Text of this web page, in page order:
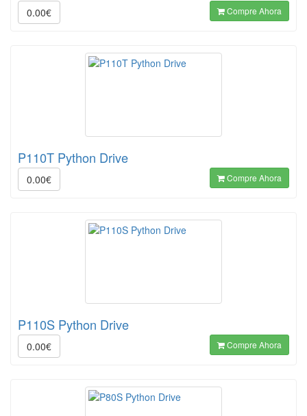
0.00€ Compre Ahora
P110T Python Drive
0.00€ Compre Ahora
P110S Python Drive
0.00€ Compre Ahora